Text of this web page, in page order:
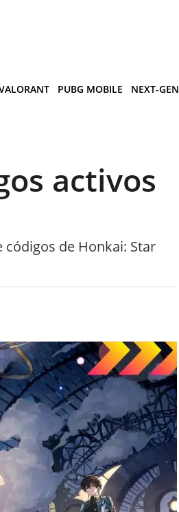
PUBG MOBILE NEXT-GEN
activos
de Honkai: Star